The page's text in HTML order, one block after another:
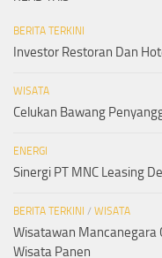
BERITA TERKINI
Investor Restoran Dan
WISATA
Celukan Bawang
ENERGI
Sinergi PT MNC Leasing
BERITA TERKINI / WISATA
Wisatawan Mancanegara
Wisata Panen